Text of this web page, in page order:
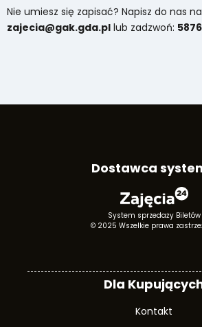
Nie umiesz się zapisać? Napisz do nas na
zajecia@gak.gda.pl lub zadzwoń:
Dostawca
System sprzedaży Biletów
© 2025 Wszelkie prawa
Dla
Kontakt